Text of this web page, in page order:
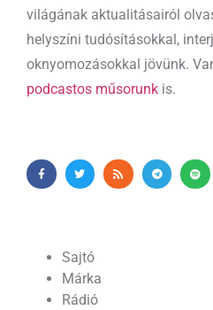
világának aktualitásairól
helyszíni tudósításokkal,
oknyomozásokkal jövünk.
podcastos műsorunk is.
Sajtó
Márka
Rádió